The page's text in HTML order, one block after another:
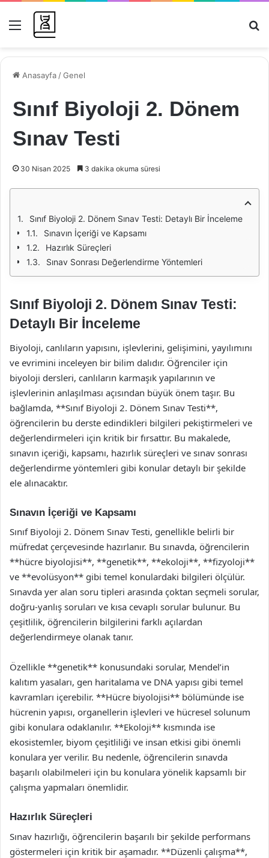
Menü
Anasayfa /Genel
Sınıf Biyoloji 2. Dönem
Sınav Testi
30 Nisan 2025 3 dakika okuma süresi
Sınıf Biyoloji 2. Dönem Sınav Testi: Detaylı Bir İnceleme
Sınavın İçeriği ve Kapsamı
Hazırlık Süreçleri
Sınav Sonrası Değerlendirme Yöntemleri
Sınıf Biyoloji 2. Dönem Sınav Testi:
Detaylı Bir İnceleme
Biyoloji, canlıların yapısını, işlevlerini, gelişimini, yayılımını
ve evrimini inceleyen bir bilim dalıdır. Öğrenciler için
biyoloji dersleri, canlıların karmaşık yapılarının ve
işlevlerinin anlaşılması açısından büyük önem taşır. Bu
bağlamda, **Sınıf Biyoloji 2. Dönem Sınav Testi**,
öğrencilerin bu derste edindikleri bilgileri pekiştirmeleri ve
değerlendirmeleri için kritik bir fırsattır. Bu makalede,
sınavın içeriği, kapsamı, hazırlık süreçleri ve sınav sonrası
değerlendirme yöntemleri gibi konular detaylı bir şekilde
ele alınacaktır.
Sınavın İçeriği ve Kapsamı
Sınıf Biyoloji 2. Dönem Sınav Testi, genellikle belirli bir
müfredat çerçevesinde hazırlanır. Bu sınavda, öğrencilerin
**hücre biyolojisi**, **genetik**, **ekoloji**, **fizyoloji**
ve **evolüsyon** gibi temel konulardaki bilgileri ölçülür.
Sınavda yer alan soru tipleri arasında çoktan seçmeli sorular,
doğru-yanlış soruları ve kısa cevaplı sorular bulunur. Bu
çeşitlilik, öğrencilerin bilgilerini farklı açılardan
değerlendirmeye olanak tanır.
Özellikle **genetik** konusundaki sorular, Mendel’in
kalıtım yasaları, gen haritalama ve DNA yapısı gibi temel
kavramları içerebilir. **Hücre biyolojisi** bölümünde ise
hücrenin yapısı, organellerin işlevleri ve hücresel solunum
gibi konulara odaklanılır. **Ekoloji** kısmında ise
ekosistemler, biyom çeşitliliği ve insan etkisi gibi önemli
konulara yer verilir. Bu nedenle, öğrencilerin sınavda
başarılı olabilmeleri için bu konulara yönelik kapsamlı bir
çalışma yapmaları önemlidir.
Hazırlık Süreçleri
Sınav hazırlığı, öğrencilerin başarılı bir şekilde performans
göstermeleri için kritik bir aşamadır. **Düzenli çalışma**,